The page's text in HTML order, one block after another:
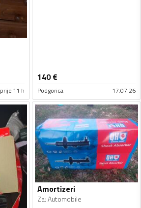
prije 11 h
140€
Podgorica 17.07.26
Amortizeri
Za:Automobile